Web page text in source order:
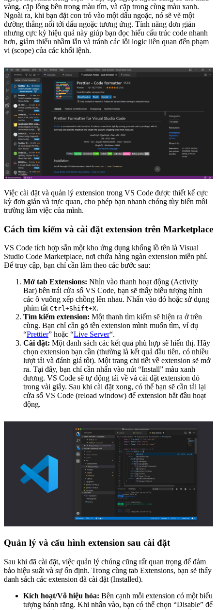
vàng, cặp lồng bên trong màu tím, và cặp trong cùng màu xanh.
Ngoài ra, khi bạn đặt con trỏ vào một dấu ngoặc, nó sẽ vẽ một
đường thẳng nối tới dấu ngoặc tương ứng. Tính năng đơn giản
nhưng cực kỳ hiệu quả này giúp bạn đọc hiểu cấu trúc code nhanh
hơn, giảm thiểu nhầm lẫn và tránh các lỗi logic liên quan đến phạm
vi (scope) của các khối lệnh.
Việc cài đặt và quản lý extension trong VS Code được thiết kế cực
kỳ đơn giản và trực quan, cho phép bạn nhanh chóng tùy biến môi
trường làm việc của mình.
Cách tìm kiếm và cài đặt extension trên Marketplace
VS Code tích hợp sẵn một kho ứng dụng khổng lồ tên là Visual
Studio Code Marketplace, nơi chứa hàng ngàn extension miễn phí.
Để truy cập, bạn chỉ cần làm theo các bước sau:
Mở tab Extensions: Nhìn vào thanh hoạt động (Activity
Bar) bên trái cửa sổ VS Code, bạn sẽ thấy biểu tượng hình
các ô vuông xếp chồng lên nhau. Nhấn vào đó hoặc sử dụng
phím tắt Ctrl+Shift+X.
Tìm kiếm extension: Một thanh tìm kiếm sẽ hiện ra ở trên
cùng. Bạn chỉ cần gõ tên extension mình muốn tìm, ví dụ
“Prettier” hoặc “Live Server“.
Cài đặt: Một danh sách các kết quả phù hợp sẽ hiển thị. Hãy
chọn extension bạn cần (thường là kết quả đầu tiên, có nhiều
lượt tải và đánh giá tốt). Một trang chi tiết về extension sẽ mở
ra. Tại đây, bạn chỉ cần nhấn vào nút “Install” màu xanh
dương. VS Code sẽ tự động tải về và cài đặt extension đó
trong vài giây. Sau khi cài đặt xong, có thể bạn sẽ cần tải lại
cửa sổ VS Code (reload window) để extension bắt đầu hoạt
động.
Quản lý và cấu hình extension sau cài đặt
Sau khi đã cài đặt, việc quản lý chúng cũng rất quan trọng để đảm
bảo hiệu suất và sự ổn định. Trong cùng tab Extensions, bạn sẽ thấy
danh sách các extension đã cài đặt (Installed).
Kích hoạt/Vô hiệu hóa: Bên cạnh mỗi extension có một biểu
tượng bánh răng. Khi nhấn vào, bạn có thể chọn “Disable” để